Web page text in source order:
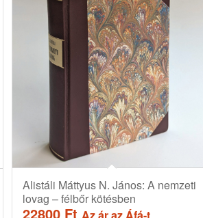
Alistáli Máttyus N. János: A nemzeti
lovag – félbőr kötésben
22800 Ft Az ár az Áfá-t